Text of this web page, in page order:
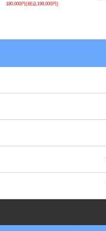
180,000円(税込198,000円)